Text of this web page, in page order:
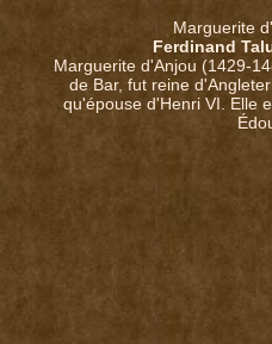
Marguerite
Ferdinand
Marguerite d'Anjou (1429-
de Bar, fut reine
qu'épouse d'Henri VI. Elle